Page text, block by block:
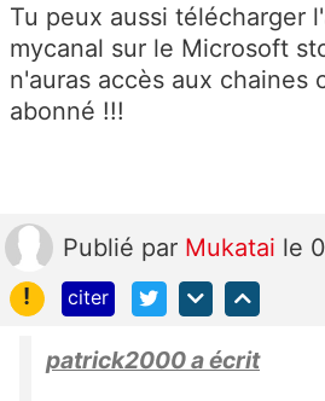
Tu peux aussi télécharger
mycanal sur le Microsoft
n'auras accès aux chaines
abonné !!!
Publié par Mukatai le
!
citer
patrick2000 a écrit